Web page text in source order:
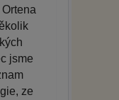
jsme
ze